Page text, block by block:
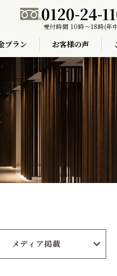
0120-24-
受付時間 10時〜18時(年
プラン お客様の声
メディア掲載